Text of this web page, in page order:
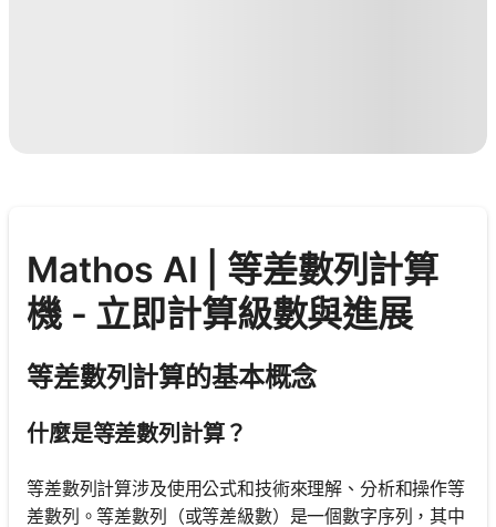
Mathos AI | 等差數列計算
機 - 立即計算級數與進展
等差數列計算的基本概念
什麼是等差數列計算？
等差數列計算涉及使用公式和技術來理解、分析和操作等
差數列。等差數列（或等差級數）是一個數字序列，其中